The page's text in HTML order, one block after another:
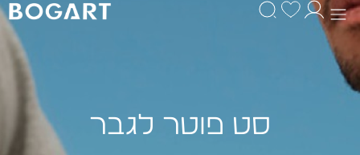
סט פוטר לגבר